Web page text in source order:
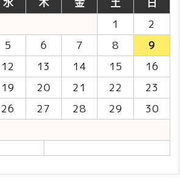
水 木 金 土
日
1
2
5 6 7 8
9
12 13 14 15
16
19 20 21 22
23
26 27 28 29
30